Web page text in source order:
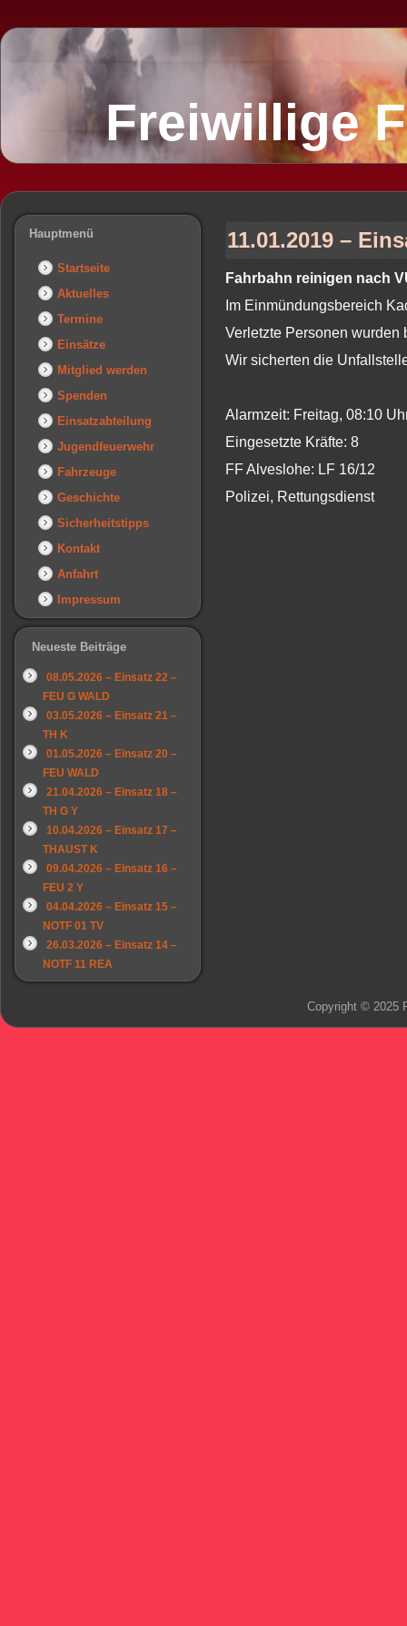
Freiwillige
Hauptmenü
Startseite
Aktuelles
Termine
Einsätze
Mitglied werden
Spenden
Einsatzabteilung
Jugendfeuerwehr
Fahrzeuge
Geschichte
Sicherheitstipps
Kontakt
Anfahrt
Impressum
Neueste Beiträge
08.05.2026 – Einsatz 22 –
FEU G WALD
03.05.2026 – Einsatz 21 –
TH K
01.05.2026 – Einsatz 20 –
FEU WALD
21.04.2026 – Einsatz 18 –
TH G Y
10.04.2026 – Einsatz 17 –
THAUST K
09.04.2026 – Einsatz 16 –
FEU 2 Y
04.04.2026 – Einsatz 15 –
NOTF 01 TV
26.03.2026 – Einsatz 14 –
NOTF 11 REA
11.01.2019 –
Fahrbahn reinigen nach
Im Einmündungsbereich
Verletzte Personen wurden
Wir sicherten die
Alarmzeit: Freitag, 08:10
Eingesetzte Kräfte: 8
FF Alveslohe: LF 16/12
Polizei, Rettungsdienst
Copyright © 2025